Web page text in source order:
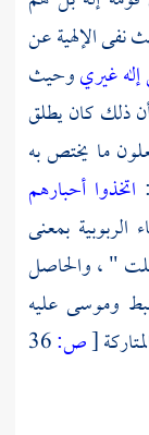
الإلهية عن
غيريوحيث
ذلك كان يطلق
ما يختص به
اتخذوا أحبارهم
الربوبية بمعنى
" ، والحاصل
وموسى عليه
[ص:36